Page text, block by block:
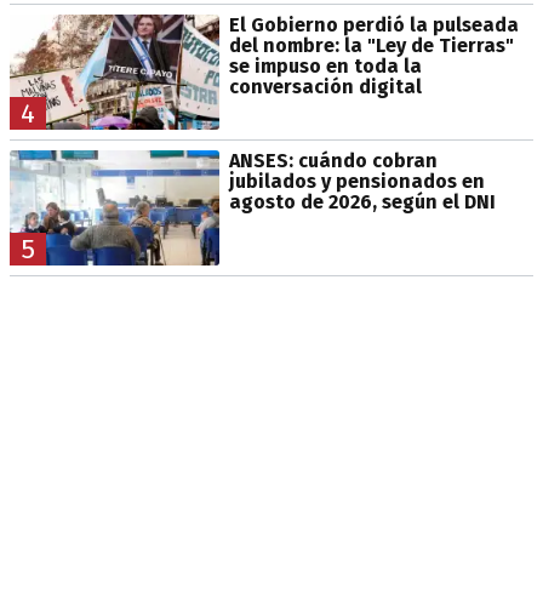
4
El Gobierno perdió la pulseada
del nombre: la "Ley de Tierras"
se impuso en toda la
conversación digital
5
ANSES: cuándo cobran
jubilados y pensionados en
agosto de 2026, según el DNI